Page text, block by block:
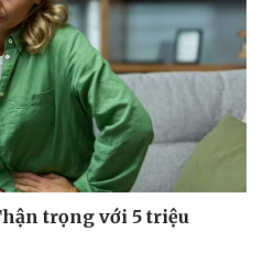
Câu chuyện thời sự
trọng với 5 triệu